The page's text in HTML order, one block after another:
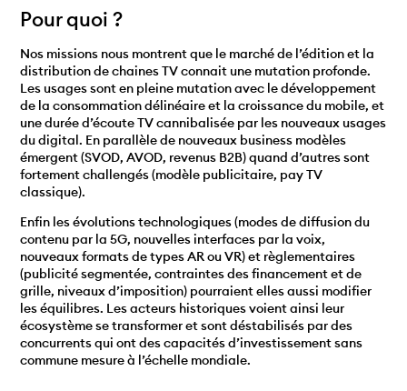
Pour quoi ?
Nos missions nous montrent que le marché de l’édition et la
distribution de chaines TV connait une mutation profonde.
Les usages sont en pleine mutation avec le développement
de la consommation délinéaire et la croissance du mobile, et
une durée d’écoute TV cannibalisée par les nouveaux usages
du digital. En parallèle de nouveaux business modèles
émergent (SVOD, AVOD, revenus B2B) quand d’autres sont
fortement challengés (modèle publicitaire, pay TV
classique).
Enfin les évolutions technologiques (modes de diffusion du
contenu par la 5G, nouvelles interfaces par la voix,
nouveaux formats de types AR ou VR) et règlementaires
(publicité segmentée, contraintes des financement et de
grille, niveaux d’imposition) pourraient elles aussi modifier
les équilibres. Les acteurs historiques voient ainsi leur
écosystème se transformer et sont déstabilisés par des
concurrents qui ont des capacités d’investissement sans
commune mesure à l’échelle mondiale.